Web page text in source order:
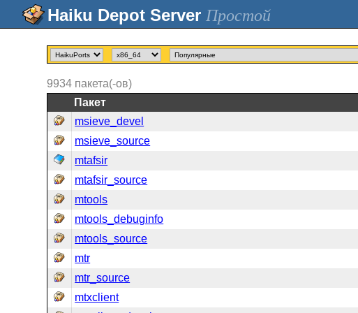
Простой
9934 пакета(-ов)
Пакет
msieve_devel
msieve_source
mtafsir
mtafsir_source
mtools
mtools_debuginfo
mtools_source
mtr
mtr_source
mtxclient